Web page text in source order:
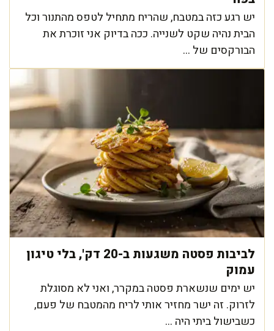
יש רגע כזה במטבח, שהריח מתחיל לטפס מהתנור וכל
הבית נהיה שקט לשנייה. ככה בדיוק אני זוכרת את
הבורקסים של ...
לביבות פסטה משגעות ב-20 דק', בלי טיגון
עמוק
יש ימים שנשארת פסטה במקרר, ואני לא מסוגלת
לזרוק. זה ישר מחזיר אותי לריח מהמטבח של פעם,
כשבישול ביתי היה ...